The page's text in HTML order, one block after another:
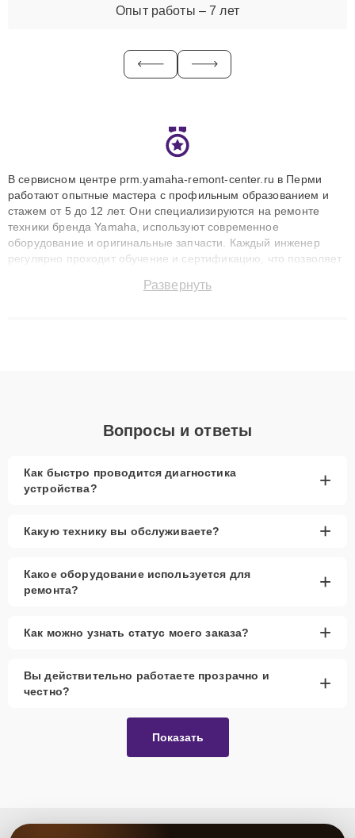
Опыт работы – 7 лет
В сервисном центре prm.yamaha-remont-center.ru в Перми
работают опытные мастера с профильным образованием и
стажем от 5 до 12 лет. Они специализируются на ремонте
техники бренда Yamaha, используют современное
оборудование и оригинальные запчасти. Каждый инженер
регулярно проходит обучение и сертификацию, что позволяет
технику с сохранением гарантии до 3 лет. Наши мастера
Развернуть
Вопросы и ответы
Как быстро проводится диагностика
устройства?
+
Какую технику вы обслуживаете? +
Какое оборудование используется для
ремонта?
+
Как можно узнать статус моего заказа? +
Вы действительно работаете прозрачно и
честно?
+
Показать